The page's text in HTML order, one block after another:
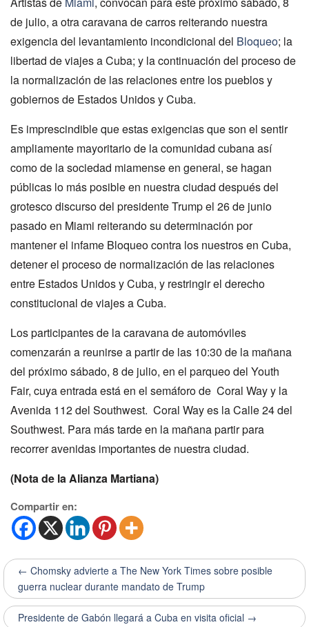
de julio, a otra caravana de carros reiterando nuestra
exigencia del levantamiento incondicional del Bloqueo; la
libertad de viajes a Cuba; y la continuación del proceso de
la normalización de las relaciones entre los pueblos y
gobiernos de Estados Unidos y Cuba.
Es imprescindible que estas exigencias que son el sentir
ampliamente mayoritario de la comunidad cubana así
como de la sociedad miamense en general, se hagan
públicas lo más posible en nuestra ciudad después del
grotesco discurso del presidente Trump el 26 de junio
pasado en Miami reiterando su determinación por
mantener el infame Bloqueo contra los nuestros en Cuba,
detener el proceso de normalización de las relaciones
entre Estados Unidos y Cuba, y restringir el derecho
constitucional de viajes a Cuba.
Los participantes de la caravana de automóviles
comenzarán a reunirse a partir de las 10:30 de la mañana
del próximo sábado, 8 de julio, en el parqueo del Youth
Fair, cuya entrada está en el semáforo de Coral Way y la
Avenida 112 del Southwest. Coral Way es la Calle 24 del
Southwest. Para más tarde en la mañana partir para
recorrer avenidas importantes de nuestra ciudad.
(Nota de la Alianza Martiana)
Compartir en:
← Chomsky advierte a The New York Times sobre posible
guerra nuclear durante mandato de Trump
Presidente de Gabón llegará a Cuba en visita oficial →